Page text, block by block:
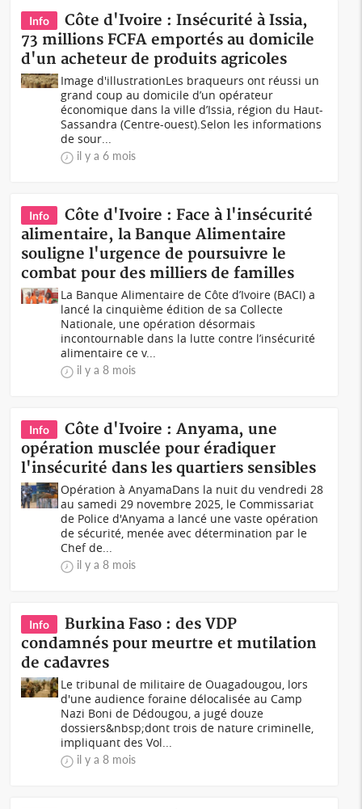
Info
Côte d'Ivoire : Insécurité à Issia,
73 millions FCFA emportés au domicile
d'un acheteur de produits agricoles
Image d'illustrationLes braqueurs ont réussi un
grand coup au domicile d’un opérateur
économique dans la ville d’Issia, région du Haut-
Sassandra (Centre-ouest).Selon les informations
de sour...
il y a 6 mois
Info
Côte d'Ivoire : Face à l'insécurité
alimentaire, la Banque Alimentaire
souligne l'urgence de poursuivre le
combat pour des milliers de familles
La Banque Alimentaire de Côte d’Ivoire (BACI) a
lancé la cinquième édition de sa Collecte
Nationale, une opération désormais
incontournable dans la lutte contre l’insécurité
alimentaire ce v...
il y a 8 mois
Info
Côte d'Ivoire : Anyama, une
opération musclée pour éradiquer
l'insécurité dans les quartiers sensibles
Opération à AnyamaDans la nuit du vendredi 28
au samedi 29 novembre 2025, le Commissariat
de Police d'Anyama a lancé une vaste opération
de sécurité, menée avec détermination par le
Chef de...
il y a 8 mois
Info
Burkina Faso : des VDP
condamnés pour meurtre et mutilation
de cadavres
Le tribunal de militaire de Ouagadougou, lors
d'une audience foraine délocalisée au Camp
Nazi Boni de Dédougou, a jugé douze
dossiers&nbsp;dont trois de nature criminelle,
impliquant des Vol...
il y a 8 mois